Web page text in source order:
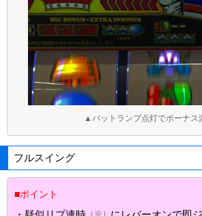
▲バットランプ点灯でボーナス
フルスイング
■ポイント
（※）